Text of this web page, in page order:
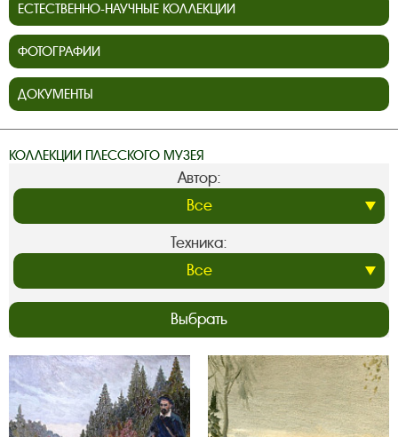
ЕСТЕСТВЕННО-НАУЧНЫЕ КОЛЛЕКЦИИ
ФОТОГРАФИИ
ДОКУМЕНТЫ
КОЛЛЕКЦИИ ПЛЕССКОГО МУЗЕЯ
Автор:
Техника:
Выбрать